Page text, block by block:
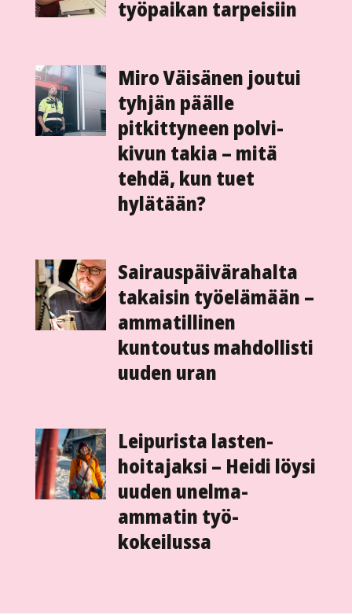
työpaikan tarpeisiin
Miro Väisänen joutui
tyhjän päälle
pitkittyneen polvi­
kivun takia – mitä
tehdä, kun tuet
hylätään?
Sairauspäivä­rahalta
takaisin työ­elämään –
ammatillinen
kuntoutus mahdollisti
uuden uran
Leipurista lasten­
hoitajaksi – Heidi löysi
uuden unelma-
ammatin työ­
kokeilussa